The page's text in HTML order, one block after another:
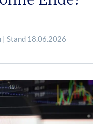
| Stand 18.06.2026